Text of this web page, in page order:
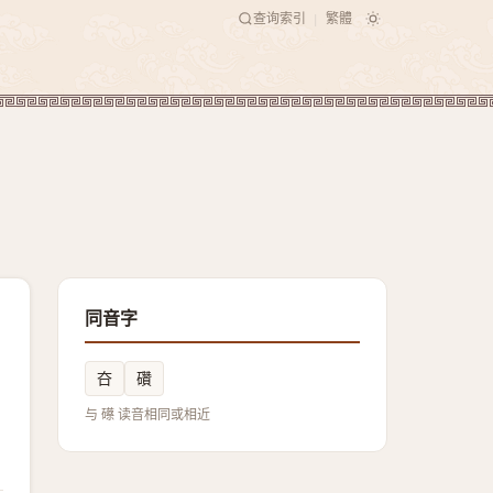
查询索引 繁體
同音字
夻 礸
与 礤 读音相同或相近